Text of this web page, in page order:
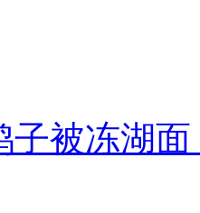
子被冻湖